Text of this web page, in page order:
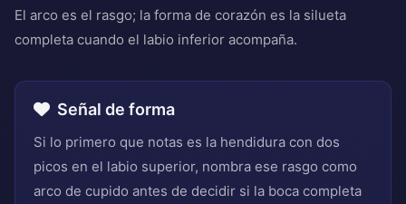
El arco es el rasgo; la forma de corazón es la silueta
completa cuando el labio inferior acompaña.
Señal de forma
Si lo primero que notas es la hendidura con dos
picos en el labio superior, nombra ese rasgo como
arco de cupido antes de decidir si la boca completa